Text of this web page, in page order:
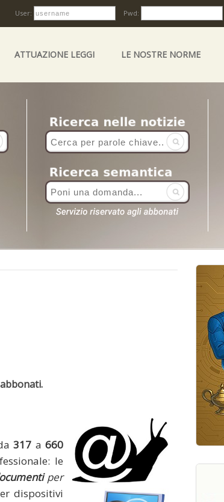
User: Pwd:
ATTUAZIONE LEGGI LE NOSTRE NORME
317 a660
le
per
dispositivi